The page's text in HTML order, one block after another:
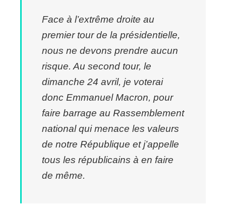
Face à l’extrême droite au
premier tour de la présidentielle,
nous ne devons prendre aucun
risque. Au second tour, le
dimanche 24 avril, je voterai
donc Emmanuel Macron, pour
faire barrage au Rassemblement
national qui menace les valeurs
de notre République et j’appelle
tous les républicains à en faire
de même.